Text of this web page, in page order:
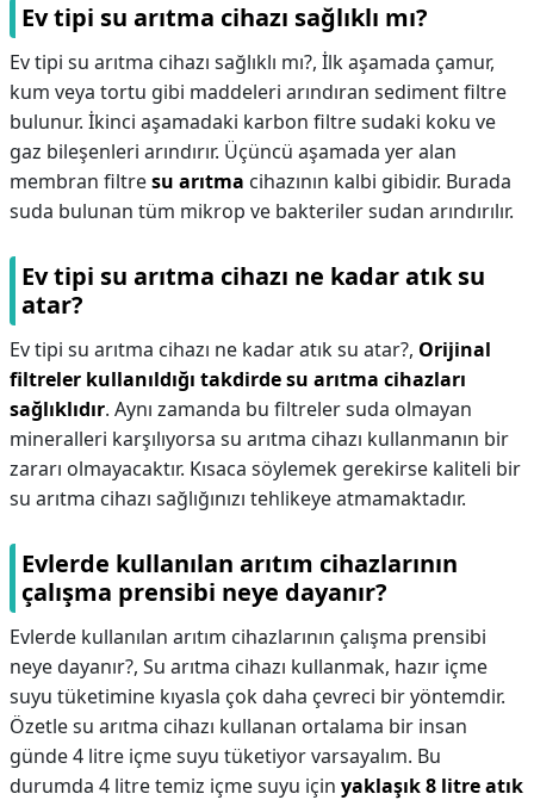
Ev tipi su arıtma cihazı sağlıklı mı?
Ev tipi su arıtma cihazı sağlıklı mı?, İlk aşamada çamur,
kum veya tortu gibi maddeleri arındıran sediment filtre
bulunur. İkinci aşamadaki karbon filtre sudaki koku ve
gaz bileşenleri arındırır. Üçüncü aşamada yer alan
membran filtresu arıtma cihazının kalbi gibidir. Burada
suda bulunan tüm mikrop ve bakteriler sudan arındırılır.
Ev tipi su arıtma cihazı ne kadar atık su
atar?
Ev tipi su arıtma cihazı ne kadar atık su atar?, Orijinal
filtreler kullanıldığı takdirde su arıtma cihazları
sağlıklıdır. Aynı zamanda bu filtreler suda olmayan
mineralleri karşılıyorsa su arıtma cihazı kullanmanın bir
zararı olmayacaktır. Kısaca söylemek gerekirse kaliteli bir
su arıtma cihazı sağlığınızı tehlikeye atmamaktadır.
Evlerde kullanılan arıtım cihazlarının
çalışma prensibi neye dayanır?
Evlerde kullanılan arıtım cihazlarının çalışma prensibi
neye dayanır?, Su arıtma cihazı kullanmak, hazır içme
suyu tüketimine kıyasla çok daha çevreci bir yöntemdir.
Özetle su arıtma cihazı kullanan ortalama bir insan
günde 4 litre içme suyu tüketiyor varsayalım. Bu
durumda 4 litre temiz içme suyu için yaklaşık 8 litre atık